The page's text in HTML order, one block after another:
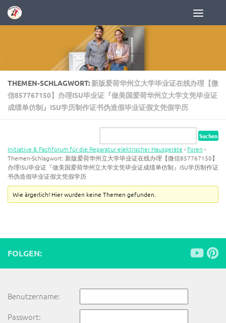
Zum Inhalt springen
THEMEN-SCHLAGWORT: 新版爱荷华州立大学毕业证在线办理【微
信857767150】办理ISU毕业证『做美国爱荷华州立大学文凭毕业证
成绩单仿制』ISU学历制作证书伪造假毕业证假文凭假学历
Initiative & Fachforum für die Reparatur elektrischer Hausgeräte › Foren ›
Themen-Schlagwort: 新版爱荷华州立大学毕业证在线办理【微信857767150】
办理ISU毕业证『做美国爱荷华州立大学文凭毕业证成绩单仿制』ISU学历制作证
书伪造假毕业证假文凭假学历
Wie ärgerlich! Hier wurden keine Themen gefunden.
FOLGEN:
Benutzername:
Passwort: